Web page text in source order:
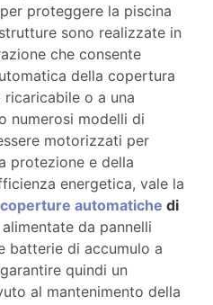
proteggere la piscina
sono realizzate in
che consente
della copertura
o a una
numerosi modelli di
motorizzati per
protezione e della
energetica, vale la
coperture automatiche di
da pannelli
batterie di accumulo a
quindi un
al mantenimento della